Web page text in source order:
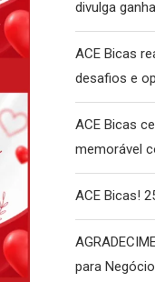
divulga
ACE Bicas
desafios e
ACE Bicas
memorável
ACE Bicas!
para